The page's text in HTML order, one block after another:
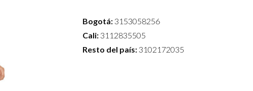
Bogotá: 3153058256
Cali: 3112835505
Resto del país: 3102172035